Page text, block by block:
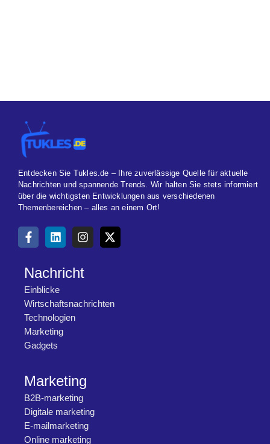
Entdecken Sie Tukles.de – Ihre zuverlässige Quelle für aktuelle
Nachrichten und spannende Trends. Wir halten Sie stets informiert
über die wichtigsten Entwicklungen aus verschiedenen
Themenbereichen – alles an einem Ort!
Nachricht
Einblicke
Wirtschaftsnachrichten
Technologien
Marketing
Gadgets
Marketing
B2B-marketing
Digitale marketing
E-mailmarketing
Online marketing